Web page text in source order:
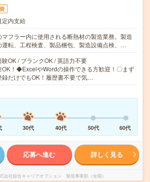
定内支給
マフラー内に使用される断熱材の製造業務。製造
運転、工程検査、製品梱包、製造設備点検、…
OK / ブランクOK / 英語力不要
！◆ExcelやWordの操作できる方歓迎！〇まず
録だけでもOK！履歴書不要で気…
30代 40代 50代 60代
応募へ進む 詳しく見る
会社綜合キャリアオプション 製造事業部（全国）